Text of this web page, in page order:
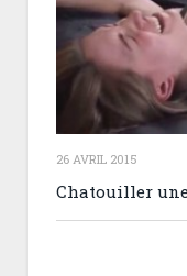
26 AVRIL 2015
Chatouiller